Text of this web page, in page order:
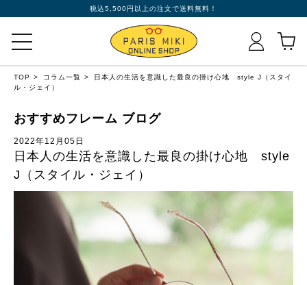
税込5,500円以上の注文で送料無料！
TOP コラム一覧
日本人の生活を意識した最良の掛け心地 style J（スタイ
ル・ジェイ）
おすすめフレーム ブログ
2022年12月05日
日本人の生活を意識した最良の掛け心地 style
J（スタイル・ジェイ）